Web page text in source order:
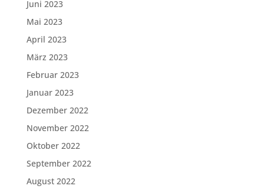
Juni 2023
Mai 2023
April 2023
März 2023
Februar 2023
Januar 2023
Dezember 2022
November 2022
Oktober 2022
September 2022
August 2022